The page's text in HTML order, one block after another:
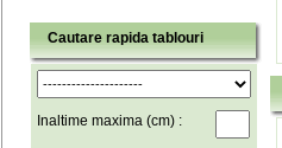
Cautare rapida tablouri
Inaltime maxima (cm) :